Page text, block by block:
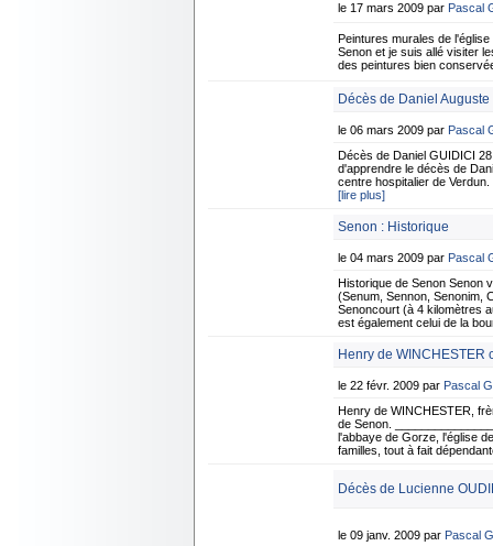
le 17 mars 2009 par Pascal
Peintures murales de
Senon et je suis allé visiter
des peintures bien
Décès de Daniel
le 06 mars 2009 par Pascal
Décès de Daniel GUIDICI
d'apprendre le décès de
centre hospitalier de
[lire plus]
Senon : Historique
le 04 mars 2009 par Pascal
Historique de Senon Senon
(Senum, Sennon, Senonim,
Senoncourt (à 4 kilomètres
est également celui de la
Henry de
le 22 févr. 2009 par Pascal
Henry de WINCHESTER,
de Senon.
l'abbaye de Gorze, l'église
familles, tout à fait
Décès de Lucienne
le 09 janv. 2009 par Pascal